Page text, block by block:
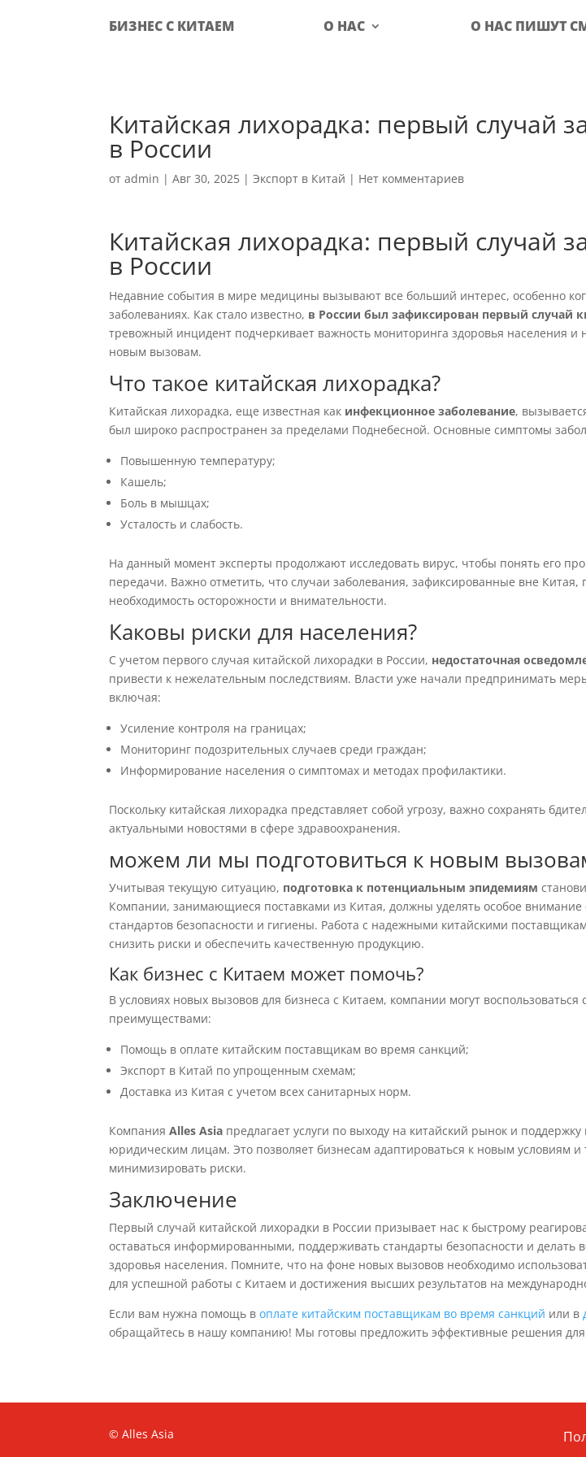
БИЗНЕС С КИТАЕМ О НАС О НАС ПИШУТ
Китайская лихорадка: первый случай
в России
отadmin |Авг 30, 2025 |Экспорт в Китай | Нет комментариев
Китайская лихорадка: первый случай
в России
Недавние события в мире медицины вызывают все больший интерес, особенно
заболеваниях. Как стало известно, в России был зафиксирован первый случай
тревожный инцидент подчеркивает важность мониторинга здоровья населения и
новым вызовам.
Что такое китайская лихорадка?
Китайская лихорадка, еще известная как инфекционное заболевание,
был широко распространен за пределами Поднебесной. Основные симптомы
Повышенную температуру;
Кашель;
Боль в мышцах;
Усталость и слабость.
На данный момент эксперты продолжают исследовать вирус, чтобы понять его
передачи. Важно отметить, что случаи заболевания, зафиксированные вне Китая,
необходимость осторожности и внимательности.
Каковы риски для населения?
С учетом первого случая китайской лихорадки в России, недостаточная
привести к нежелательным последствиям. Власти уже начали предпринимать
включая:
Усиление контроля на границах;
Мониторинг подозрительных случаев среди граждан;
Информирование населения о симптомах и методах профилактики.
Поскольку китайская лихорадка представляет собой угрозу, важно сохранять
актуальными новостями в сфере здравоохранения.
можем ли мы подготовиться к новым
Учитывая текущую ситуацию, подготовка к потенциальным эпидемиям
Компании, занимающиеся поставками из Китая, должны уделять особое
стандартов безопасности и гигиены. Работа с надежными китайскими
снизить риски и обеспечить качественную продукцию.
Как бизнес с Китаем может помочь?
В условиях новых вызовов для бизнеса с Китаем, компании могут
преимуществами:
Помощь в оплате китайским поставщикам во время санкций;
Экспорт в Китай по упрощенным схемам;
Доставка из Китая с учетом всех санитарных норм.
КомпанияAlles Asia предлагает услуги по выходу на китайский рынок и
юридическим лицам. Это позволяет бизнесам адаптироваться к новым условиям и
минимизировать риски.
Заключение
Первый случай китайской лихорадки в России призывает нас к быстрому
оставаться информированными, поддерживать стандарты безопасности и делать
здоровья населения. Помните, что на фоне новых вызовов необходимо
для успешной работы с Китаем и достижения высших результатов на
Если вам нужна помощь воплате китайским поставщикам во время санкций или в
обращайтесь в нашу компанию! Мы готовы предложить эффективные решения для
© Alles Asia